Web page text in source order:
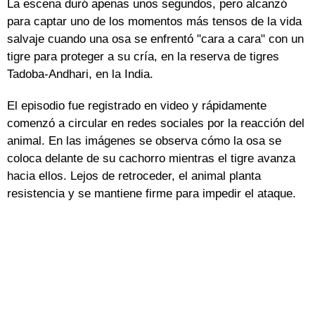
La escena duró apenas unos segundos, pero alcanzó
para captar uno de los momentos más tensos de la vida
salvaje cuando una osa se enfrentó "cara a cara" con un
tigre para proteger a su cría, en la reserva de tigres
Tadoba-Andhari, en la India.
El episodio fue registrado en video y rápidamente
comenzó a circular en redes sociales por la reacción del
animal. En las imágenes se observa cómo la osa se
coloca delante de su cachorro mientras el tigre avanza
hacia ellos. Lejos de retroceder, el animal planta
resistencia y se mantiene firme para impedir el ataque.